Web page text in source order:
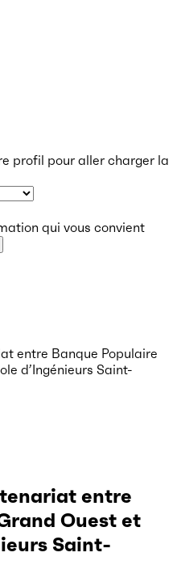
profil pour aller charger la
qui vous convient
entre Banque Populaire
d’Ingénieurs Saint-
entre
Ouest et
Saint-